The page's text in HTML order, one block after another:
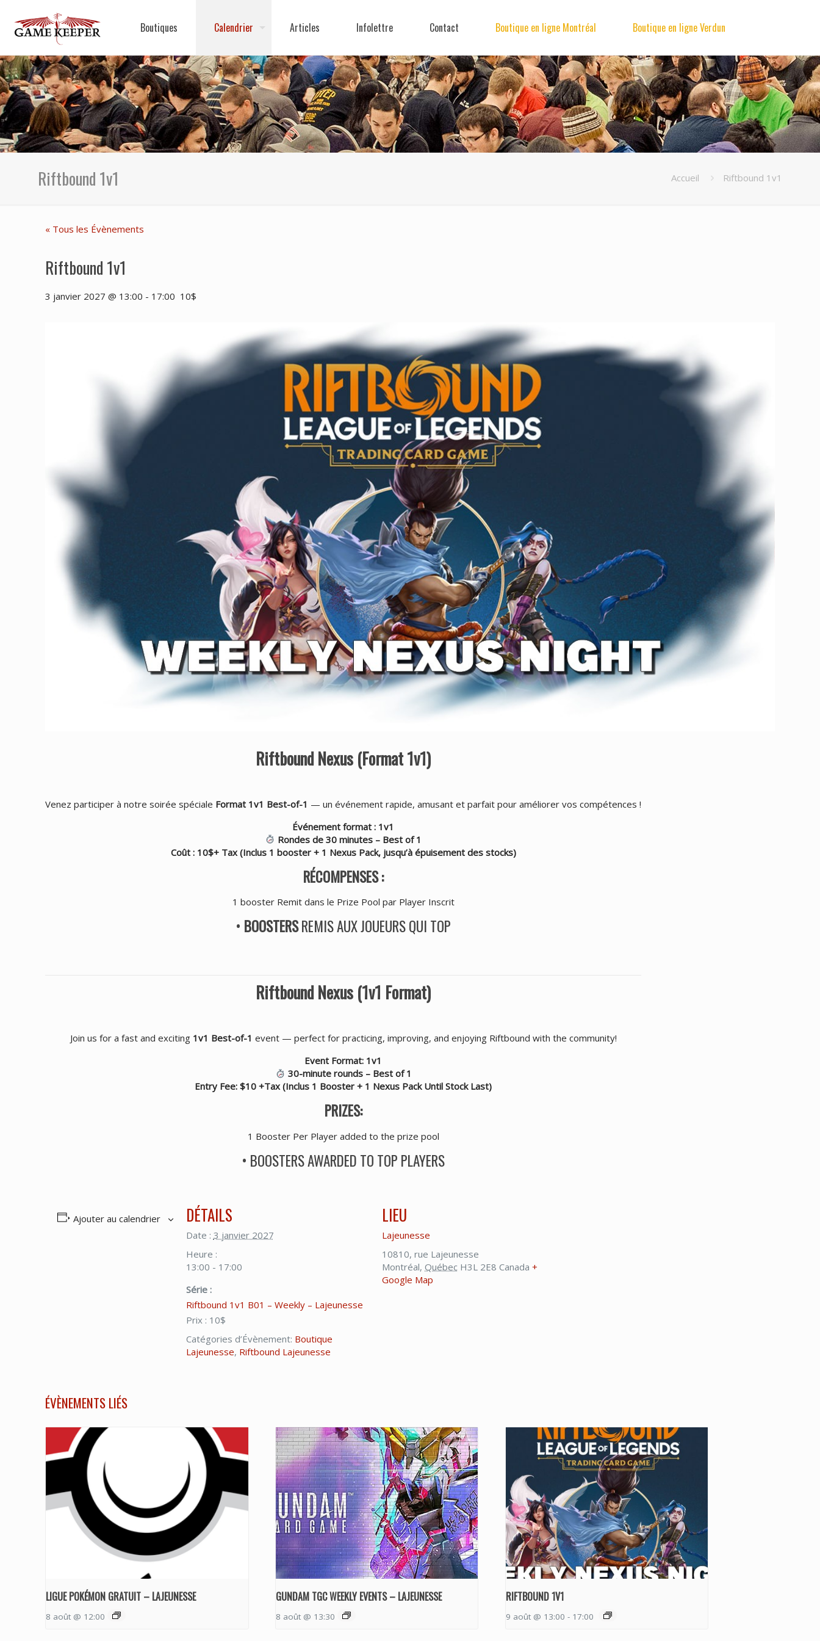
Boutiques Calendrier Articles Infolettre Contact Boutique en ligne Montréal Boutique en ligne Verdun
Riftbound 1v1 Accueil Riftbound 1v1
« Tous les Évènements
Riftbound 1v1
3 janvier 2027 @ 13:00 - 17:00 10$
Riftbound Nexus (Format 1v1)
Venez participer à notre soirée spéciale Format 1v1 Best-of-1 — un événement rapide, amusant et parfait pour améliorer vos compétences !
Événement format : 1v1
Rondes de 30 minutes – Best of 1
Coût : 10$+ Tax (Inclus 1 booster + 1 Nexus Pack, jusqu’à épuisement des stocks)
RÉCOMPENSES :
1 booster Remit dans le Prize Pool par Player Inscrit
• BOOSTERSREMIS AUX JOUEURS QUI TOP
Riftbound Nexus (1v1 Format)
Join us for a fast and exciting 1v1 Best-of-1 event — perfect for practicing, improving, and enjoying Riftbound with the community!
Event Format: 1v1
30-minute rounds – Best of 1
Entry Fee: $10 +Tax (Inclus 1 Booster + 1 Nexus Pack Until Stock Last)
PRIZES:
1 Booster Per Player added to the prize pool
• BOOSTERS AWARDED TO TOP PLAYERS
Ajouter au calendrier DÉTAILS
Date : 3 janvier 2027
Heure :
13:00 - 17:00
Série :
Riftbound 1v1 B01 – Weekly – Lajeunesse
Prix : 10$
Catégories d’Évènement: Boutique
Lajeunesse, Riftbound Lajeunesse
LIEU
Lajeunesse
10810, rue Lajeunesse
Montréal, Québec H3L 2E8 Canada +
Google Map
ÉVÈNEMENTS LIÉS
LIGUE POKÉMON GRATUIT – LAJEUNESSE
8 août @ 12:00
GUNDAM TGC WEEKLY EVENTS – LAJEUNESSE
8 août @ 13:30
RIFTBOUND 1V1
9 août @ 13:00 - 17:00